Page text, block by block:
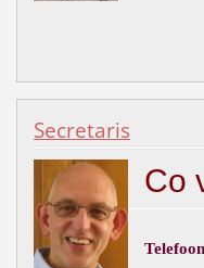
Secretaris
Co